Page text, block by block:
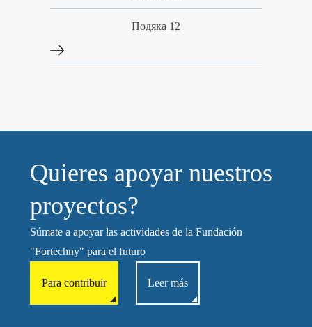
Подяка 12
Quieres apoyar nuestros
proyectos?
Súmate a apoyar las actividades de la Fundación
"Fortechny" para el futuro
Para contribuir Leer más